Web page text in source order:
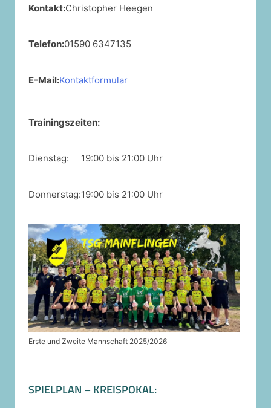
Kontakt:Christopher Heegen
Telefon:01590 6347135
E-Mail:Kontaktformular
Trainingszeiten:
Dienstag:
Donnerstag:
19:00 bis 21:00 Uhr
19:00 bis 21:00 Uhr
Erste und Zweite Mannschaft 2025/2026
SPIELPLAN – KREISPOKAL: